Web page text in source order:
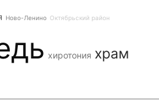
Ново-Ленино Октябрьский район
хиротония храм